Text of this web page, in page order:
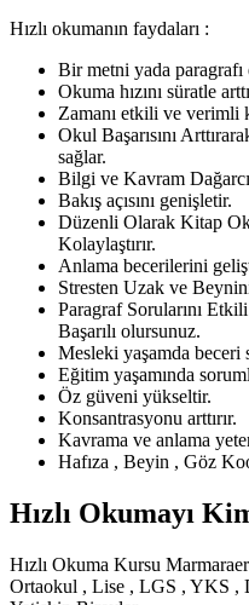
Hızlı okumanın faydaları :
Bir metni yada paragrafı
Okuma hızını süratle
Zamanı etkili ve verimli
Okul Başarısını
sağlar.
Bilgi ve Kavram
Bakış açısını genişletir.
Düzenli Olarak Kitap
Kolaylaştırır.
Anlama becerilerini
Stresten Uzak ve
Paragraf Sorularını
Başarılı olursunuz.
Mesleki yaşamda beceri
Eğitim yaşamında
Öz güveni yükseltir.
Konsantrasyonu arttırır.
Kavrama ve anlama
Hafıza , Beyin , Göz
Hızlı Okumayı
Hızlı Okuma Kursu
Ortaokul , Lise , LGS , YKS ,